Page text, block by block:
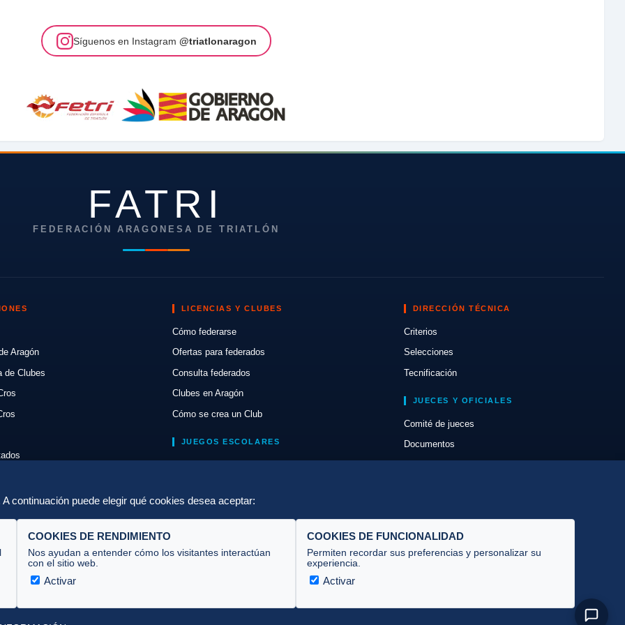
Síguenos en Instagram @triatlonaragon
FATRI
FEDERACIÓN ARAGONESA DE TRIATLÓN
Aragón
de Clubes
LICENCIAS Y CLUBES
Cómo federarse
Ofertas para federados
Consulta federados
Clubes en Aragón
Cómo se crea un Club
JUEGOS ESCOLARES
DIRECCIÓN TÉCNICA
Criterios
Selecciones
Tecnificación
JUECES Y OFICIALES
Comité de jueces
Documentos
continuación puede elegir qué cookies desea aceptar:
COOKIES DE RENDIMIENTO
Nos ayudan a entender cómo los visitantes interactúan
con el sitio web.
Activar
COOKIES DE FUNCIONALIDAD
Permiten recordar sus preferencias y personalizar su
experiencia.
Activar